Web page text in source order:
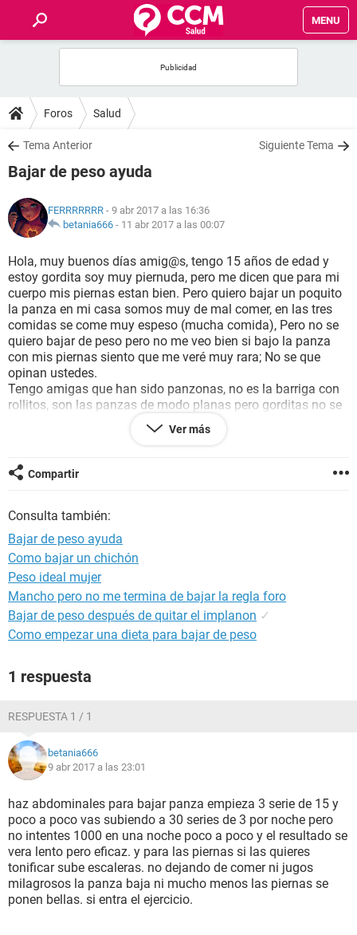
MENU
FOROS
SALUD
FAMILIA
NUTRICIÓN
BIENESTAR
SEXUALIDAD
GLOSARIO
Foros Salud
Tema Anterior Siguiente Tema
Bajar de peso ayuda
FERRRRRRR - 9 abr 2017 a las 16:36
betania666 - 11 abr 2017 a las 00:07
Hola, muy buenos días amig@s, tengo 15 años de edad y
estoy gordita soy muy piernuda, pero me dicen que para mi
cuerpo mis piernas estan bien. Pero quiero bajar un poquito
la panza en mi casa somos muy de mal comer, en las tres
comidas se come muy espeso (mucha comida), Pero no se
quiero bajar de peso pero no me veo bien si bajo la panza
con mis piernas siento que me veré muy rara; No se que
opinan ustedes.
Tengo amigas que han sido panzonas, no es la barriga con
rollitos, son las panzas de modo planas pero gorditas no se
si me explique y ahora las veo mucho más delgada, y
cuando las veo me siento mal y me baja la autoestima.
mi barriga es la barriga con rollitos, las personas a mi
alrededor me dicen que estoy mas delgada pero yo me veo
Ver más
Compartir
Consulta también:
Bajar de peso ayuda
Como bajar un chichón
Peso ideal mujer
Mancho pero no me termina de bajar la regla foro
Bajar de peso después de quitar el implanon ✓
Como empezar una dieta para bajar de peso
1 respuesta
RESPUESTA 1 / 1
betania666
9 abr 2017 a las 23:01
haz abdominales para bajar panza empieza 3 serie de 15 y
poco a poco vas subiendo a 30 series de 3 por noche pero
no intentes 1000 en una noche poco a poco y el resultado se
vera lento pero eficaz. y para las piernas si las quieres
tonificar sube escaleras. no dejando de comer ni jugos
milagrosos la panza baja ni mucho menos las piernas se
ponen bellas. si entra el ejercicio.